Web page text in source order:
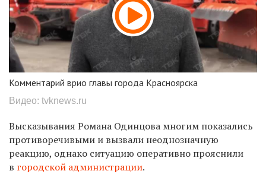
Комментарий врио главы города Красноярска
Видео: tvknews.ru
Высказывания Романа Одинцова многим показались
противоречивыми и вызвали неоднозначную
реакцию, однако ситуацию оперативно прояснили
в городской администрации.